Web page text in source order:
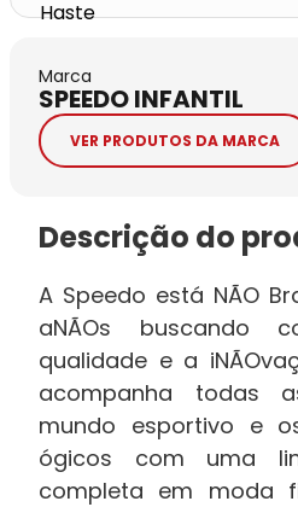
Marca
SPEEDO INFANTIL
VER PRODUTOS DA MARCA
Descrição do
A Speedo está NÃO
aNÃOs buscando
qualidade e a
acompanha todas
mundo esportivo e
ógicos com uma
completa em moda